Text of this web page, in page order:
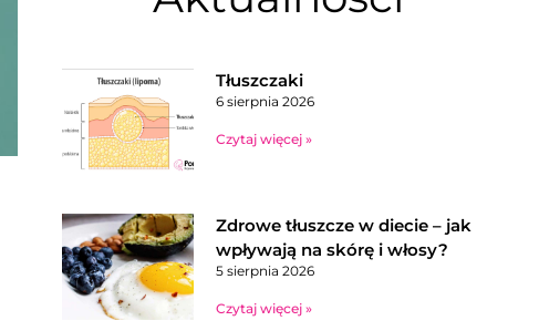
Tłuszczaki
6 sierpnia 2026
Czytaj więcej »
Zdrowe tłuszcze w diecie – jak
wpływają na skórę i włosy?
5 sierpnia 2026
Czytaj więcej »